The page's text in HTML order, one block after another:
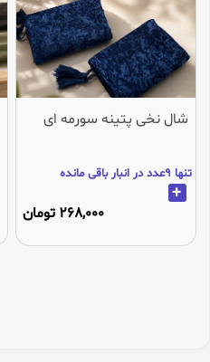
شال نخی پتینه سورمه ای
تنها 9عدد در انبار باقی مانده
+
268,000 تومان